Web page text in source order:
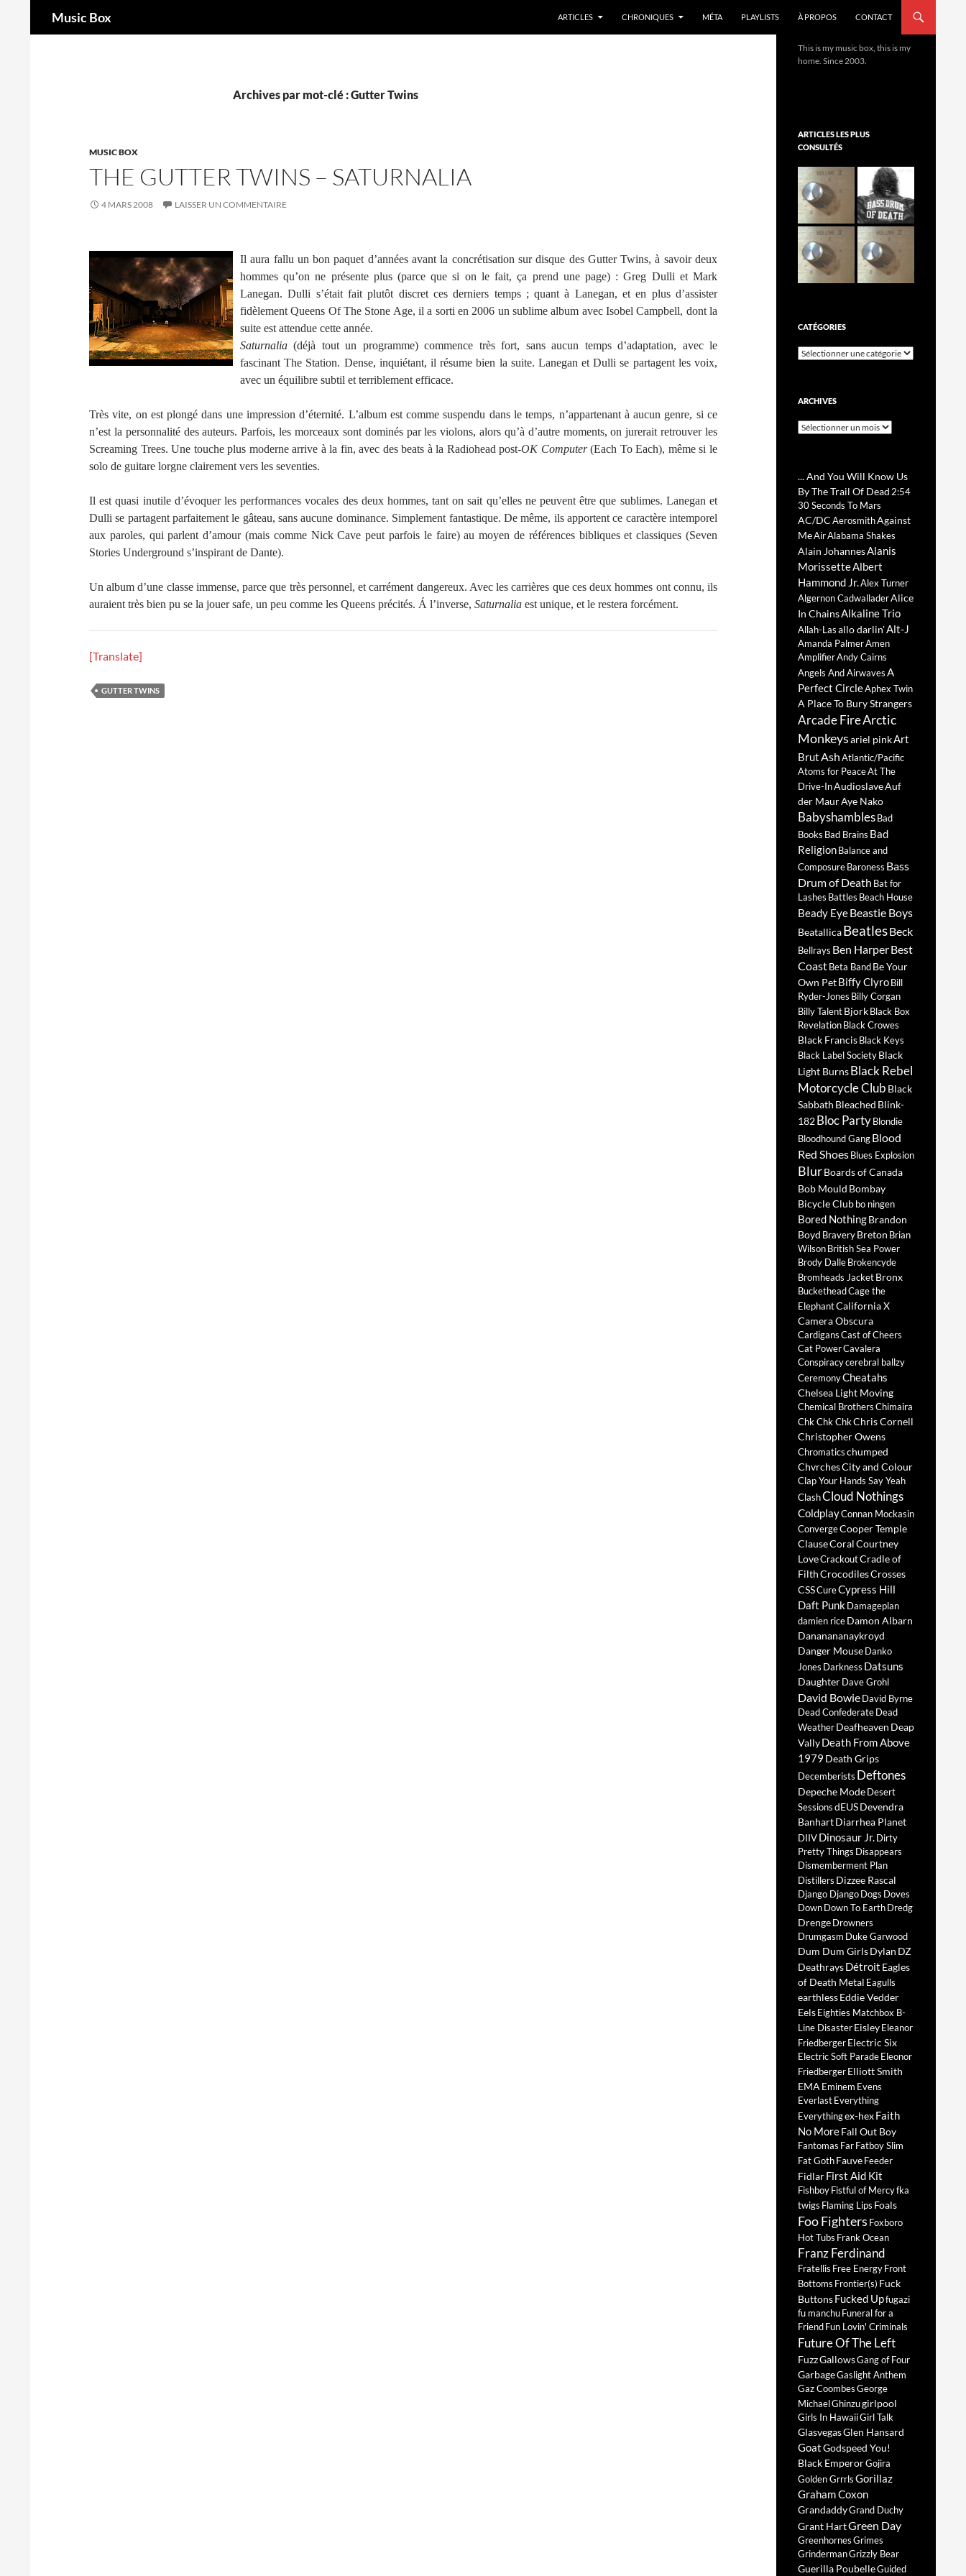
Music Box ARTICLES CHRONIQUES MÉTA PLAYLISTS À PROPOS CONTACT
Archives par mot-clé : Gutter Twins
MUSIC BOX
THE GUTTER TWINS – SATURNALIA
4 MARS 2008 LAISSER UN COMMENTAIRE
Il aura fallu un bon paquet d’années avant la concrétisation sur disque des Gutter Twins, à savoir deux
hommes qu’on ne présente plus (parce que si on le fait, ça prend une page) : Greg Dulli et Mark
Lanegan. Dulli s’était fait plutôt discret ces derniers temps ; quant à Lanegan, et en plus d’assister
fidèlement Queens Of The Stone Age, il a sorti en 2006 un sublime album avec Isobel Campbell, dont la
suite est attendue cette année.
Saturnalia (déjà tout un programme) commence très fort, sans aucun temps d’adaptation, avec le
fascinant The Station. Dense, inquiétant, il résume bien la suite. Lanegan et Dulli se partagent les voix,
avec un équilibre subtil et terriblement efficace.
Très vite, on est plongé dans une impression d’éternité. L’album est comme suspendu dans le temps, n’appartenant à aucun genre, si ce
n’est la personnalité des auteurs. Parfois, les morceaux sont dominés par les violons, alors qu’à d’autre moments, on jurerait retrouver les
Screaming Trees. Une touche plus moderne arrive à la fin, avec des beats à la Radiohead post-OK Computer(Each To Each), même si le
solo de guitare lorgne clairement vers les seventies.
Il est quasi inutile d’évoquer les performances vocales des deux hommes, tant on sait qu’elles ne peuvent être que sublimes. Lanegan et
Dulli se partagent parfaitement le gâteau, sans aucune dominance. Simplement fantastique. De même, ils apportent ce caractère intemporel
aux paroles, qui parlent d’amour (mais comme Nick Cave peut parfois le faire) au moyen de références bibliques et classiques (Seven
Stories Underground s’inspirant de Dante).
Un album d’une classe immense, parce que très personnel, et carrément dangereux. Avec les carrières que ces deux hommes ont connu, ils
auraient très bien pu se la jouer safe, un peu comme les Queens précités. Á l’inverse, Saturnalia est unique, et le restera forcément.
[Translate]
GUTTER TWINS
This is my music box, this is my
home. Since 2003.
ARTICLES LES PLUS
CONSULTÉS
CATÉGORIES
Catégories
ARCHIVES
Archives
... And You Will Know Us
By The Trail Of Dead 2:54
30 Seconds To Mars
AC/DCAerosmithAgainst
MeAirAlabama Shakes
Alain JohannesAlanis
MorissetteAlbert
Hammond Jr.Alex Turner
Algernon CadwalladerAlice
In ChainsAlkaline Trio
Allah-Lasallo darlin'Alt-J
Amanda PalmerAmen
AmplifierAndy Cairns
Angels And AirwavesA
Perfect CircleAphex Twin
A Place To Bury Strangers
Arcade FireArctic
Monkeysariel pinkArt
BrutAshAtlantic/Pacific
Atoms for PeaceAt The
Drive-InAudioslaveAuf
der MaurAye Nako
BabyshamblesBad
Books Bad Brains Bad
ReligionBalance and
ComposureBaroness Bass
Drum of Death Bat for
Lashes Battles Beach House
Beady EyeBeastie Boys
BeatallicaBeatlesBeck
Bellrays Ben HarperBest
CoastBeta BandBe Your
Own PetBiffy ClyroBill
Ryder-Jones Billy Corgan
Billy TalentBjorkBlack Box
RevelationBlack Crowes
Black FrancisBlack Keys
Black Label SocietyBlack
Light Burns Black Rebel
Motorcycle Club Black
Sabbath Bleached Blink-
182 Bloc PartyBlondie
Bloodhound GangBlood
Red ShoesBlues Explosion
BlurBoards of Canada
Bob Mould Bombay
Bicycle Clubbo ningen
Bored NothingBrandon
Boyd BraveryBreton Brian
WilsonBritish Sea Power
Brody DalleBrokencyde
Bromheads JacketBronx
BucketheadCage the
ElephantCalifornia X
Camera Obscura
CardigansCast of Cheers
Cat PowerCavalera
Conspiracycerebral ballzy
CeremonyCheatahs
Chelsea Light Moving
Chemical BrothersChimaira
Chk Chk ChkChris Cornell
Christopher Owens
Chromaticschumped
ChvrchesCity and Colour
Clap Your Hands Say Yeah
ClashCloud Nothings
ColdplayConnan Mockasin
ConvergeCooper Temple
ClauseCoralCourtney
LoveCrackoutCradle of
FilthCrocodilesCrosses
CSSCureCypress Hill
Daft PunkDamageplan
damien riceDamon Albarn
Dananananaykroyd
Danger MouseDanko
Jones Darkness Datsuns
DaughterDave Grohl
David BowieDavid Byrne
Dead ConfederateDead
WeatherDeafheaven Deap
VallyDeath From Above
1979 Death Grips
Decemberists Deftones
Depeche ModeDesert
SessionsdEUSDevendra
BanhartDiarrhea Planet
DIIVDinosaur Jr.Dirty
Pretty Things Disappears
Dismemberment Plan
Distillers Dizzee Rascal
Django DjangoDogs Doves
DownDown To EarthDredg
DrengeDrowners
Drumgasm Duke Garwood
Dum Dum GirlsDylan DZ
DeathraysDétroit Eagles
of Death Metal Eagulls
earthlessEddie Vedder
EelsEighties Matchbox B-
Line DisasterEisleyEleanor
FriedbergerElectric Six
Electric Soft ParadeEleonor
FriedbergerElliott Smith
EMA Eminem Evens
EverlastEverything
Everythingex-hexFaith
No MoreFall Out Boy
Fantomas FarFatboy Slim
Fat GothFauveFeeder
FidlarFirst Aid Kit
FishboyFistful of Mercyfka
twigs Flaming Lips Foals
Foo Fighters Foxboro
Hot Tubs Frank Ocean
Franz Ferdinand
Fratellis Free EnergyFront
Bottoms Frontier(s) Fuck
ButtonsFucked Upfugazi
fu manchuFuneral for a
FriendFun Lovin' Criminals
Future Of The Left
FuzzGallowsGang of Four
GarbageGaslight Anthem
Gaz CoombesGeorge
MichaelGhinzugirlpool
Girls In HawaiiGirl Talk
GlasvegasGlen Hansard
GoatGodspeed You!
Black EmperorGojira
Golden GrrrlsGorillaz
Graham Coxon
GrandaddyGrand Duchy
Grant HartGreen Day
GreenhornesGrimes
GrindermanGrizzly Bear
Guerilla PoubelleGuided